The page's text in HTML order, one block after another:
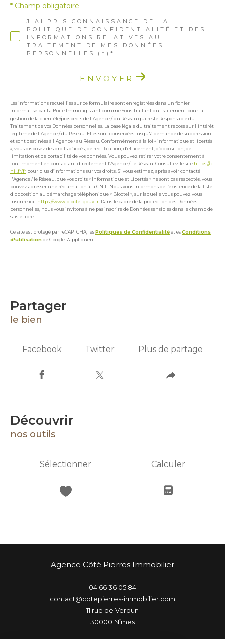
J'AI PRIS CONNAISSANCE DE LA
POLITIQUE DE CONFIDENTIALITÉ ET DES
INFORMATIONS RELATIVES AU
TRAITEMENT DE MES DONNÉES
PERSONNELLES (*)*
* Champ obligatoire
ENVOYER
Les informations recueillies sur ce formulaire sont enregistrées dans un fichier
informatisé par La Boite Immo agissant comme Sous-traitant du traitement pour la
gestion de la clientèle/prospects de l'Agence / du Réseau qui reste Responsable du
Traitement de vos Données personnelles. La base légale du traitement repose sur l'intérêt
légitime de l'Agence / du Réseau. Elles sont conservées jusqu'à demande de suppression
et sont destinées à l'Agence / au Réseau. Conformément à la loi « informatique et libertés
», vous disposez des droits d’accès, de rectification, d’effacement, d’opposition, de
limitation et de portabilité de vos données. Vous pouvez retirer votre consentement à
tout moment en contactant directement l’Agence / Le Réseau. Consultez le site https://c
nil.fr/fr pour plus d’informations sur vos droits. Si vous estimez, après avoir contacté
l'Agence / le Réseau, que vos droits « Informatique et Libertés » ne sont pas respectés, vous
pouvez adresser une réclamation à la CNIL. Nous vous informons de l’existence de la liste
d'opposition au démarchage téléphonique « Bloctel », sur laquelle vous pouvez vous
inscrire ici : https://www.bloctel.gouv.fr . Dans le cadre de la protection des Données
personnelles, nous vous invitons à ne pas inscrire de Données sensibles dans le champ de
saisie libre.
Ce site est protégé par reCAPTCHA, lesPolitiques de Confidentialitéet esConditions
d'utilisationde Google s'appliquent.
partager
le bien
Facebook Twitter Plus de partage
découvrir
nos outils
Sélectionner Calculer
Agence Côté Pierres Immobilier
04 66 36 05 84
contact@cotepierres-immobilier.com
11 rue de Verdun
30000
nîmes